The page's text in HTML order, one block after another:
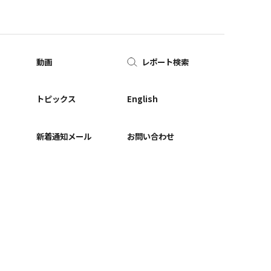
動画
トピックス
新着通知メール
レポート検索
English
お問い合わせ